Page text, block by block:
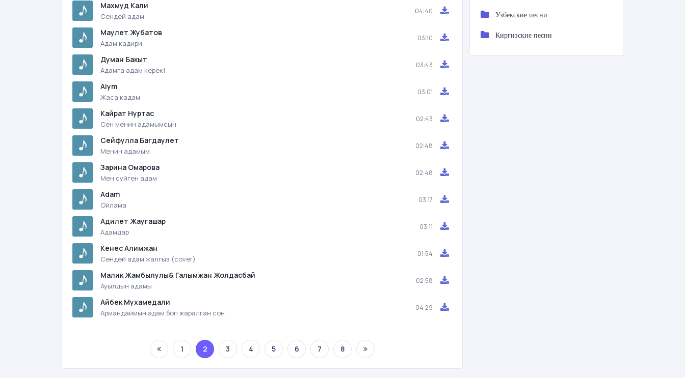
Махмуд Кали
Сендей адам
04:40
Маулет Жубатов
Адам кадири
03:10
Думан Бакыт
Адамга адам керек!
03:43
Aiym
Жаса кадам
03:01
Кайрат Нуртас
Сен менин адамымсын
02:43
Сейфулла Багдаулет
Менин адамым
02:48
Зарина Омарова
Мен суйген адам
02:48
Adam
Ойлама
03:17
Адилет Жаугашар
Адамдар
03:11
Кенес Алимжан
Сендей адам жалгыз (cover)
01:54
Малик Жамбылулы& Галымжан Жолдасбай
Ауылдын адамы
02:58
Айбек Мухамедали
Армандаймын адам боп жаралган сон
04:29
1 2 3 4 5 6 7 8
Узбекские песни
Киргизские песни